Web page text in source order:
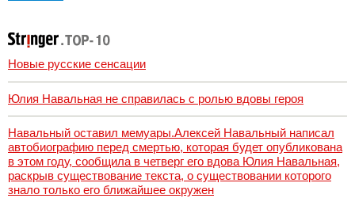
его папа нырнул и
пропал
Новые русские сенсации
Юлия Навальная не справилась с ролью вдовы героя
Навальный оставил мемуары.Алексей Навальный написал
автобиографию перед смертью, которая будет опубликована
в этом году, сообщила в четверг его вдова Юлия Навальная,
раскрыв существование текста, о существовании которого
знало только его ближайшее окружен